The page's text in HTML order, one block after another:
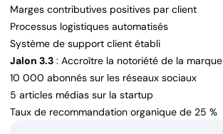
Marges contributives positives par client
Processus logistiques automatisés
Système de support client établi
Jalon 3.3 : Accroître la notoriété de la marque
10 000 abonnés sur les réseaux sociaux
5 articles médias sur la startup
Taux de recommandation organique de 25 %